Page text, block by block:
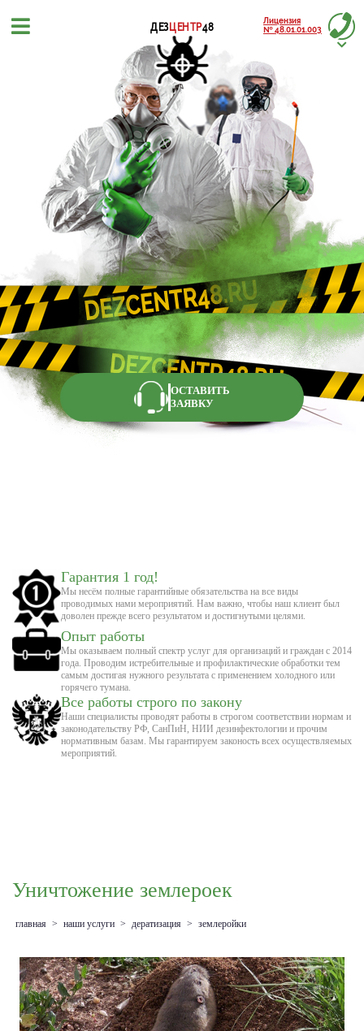
ДЕЗЦЕНТР48
Лицензия
№ 48.01.01.003
ОСТАВИТЬ
ЗАЯВКУ
Гарантия 1 год!
Мы несём полные гарантийные обязательства на все виды
проводимых нами мероприятий. Нам важно, чтобы наш клиент был
доволен прежде всего результатом и достигнутыми целями.
Опыт работы
Мы оказываем полный спектр услуг для организаций и граждан с 2014
года. Проводим истребительные и профилактические обработки тем
самым достигая нужного результата с применением холодного или
горячего тумана.
Все работы строго по закону
Наши специалисты проводят работы в строгом соответствии нормам и
законодательству РФ, СанПиН, НИИ дезинфектологии и прочим
нормативным базам. Мы гарантируем законость всех осуществляемых
мероприятий.
Уничтожение землероек
главная > наши услуги > дератизация > землеройки